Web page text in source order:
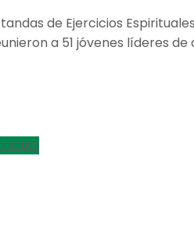
de Ejercicios
a 51 jóvenes líderes